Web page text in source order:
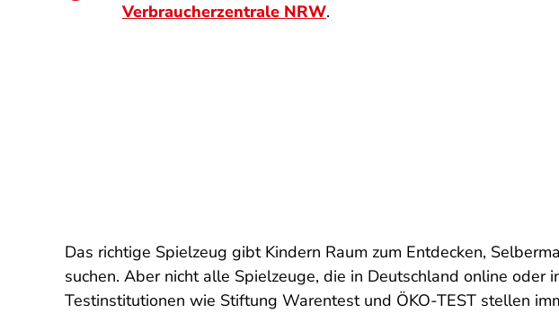
Verbraucherzentrale NRW.
Das richtige Spielzeug gibt Kindern Raum zum Entdecken,
suchen. Aber nicht alle Spielzeuge, die in Deutschland online
Testinstitutionen wie Stiftung Warentest und ÖKO-TEST stellen